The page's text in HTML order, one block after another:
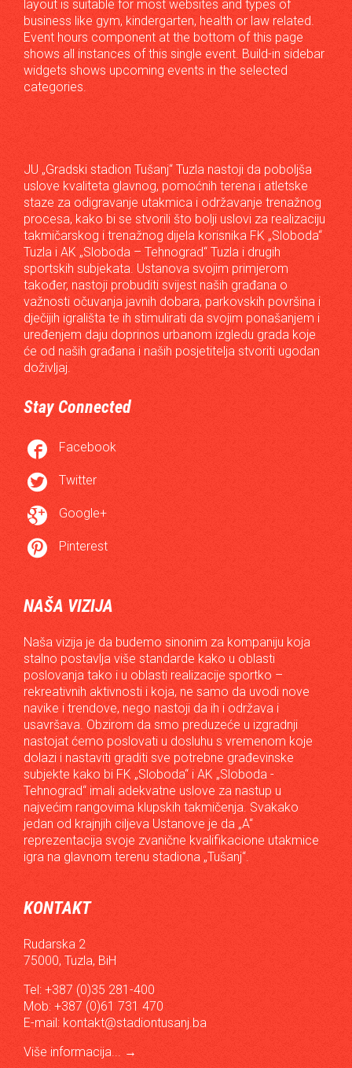
layout is suitable for most websites and types of
business like gym, kindergarten, health or law related.
Event hours component at the bottom of this page
shows all instances of this single event. Build-in sidebar
widgets shows upcoming events in the selected
categories.
JU „Gradski stadion Tušanj“ Tuzla nastoji da poboljša
uslove kvaliteta glavnog, pomoćnih terena i atletske
staze za odigravanje utakmica i održavanje trenažnog
procesa, kako bi se stvorili što bolji uslovi za realizaciju
takmičarskog i trenažnog dijela korisnika FK „Sloboda“
Tuzla i AK „Sloboda – Tehnograd“ Tuzla i drugih
sportskih subjekata. Ustanova svojim primjerom
također, nastoji probuditi svijest naših građana o
važnosti očuvanja javnih dobara, parkovskih površina i
dječijih igrališta te ih stimulirati da svojim ponašanjem i
uređenjem daju doprinos urbanom izgledu grada koje
će od naših građana i naših posjetitelja stvoriti ugodan
doživljaj.
Stay Connected
 Facebook
 Twitter
 Google+
 Pinterest
NAŠA VIZIJA
Naša vizija je da budemo sinonim za kompaniju koja
stalno postavlja više standarde kako u oblasti
poslovanja tako i u oblasti realizacije sportko –
rekreativnih aktivnosti i koja, ne samo da uvodi nove
navike i trendove, nego nastoji da ih i održava i
usavršava. Obzirom da smo preduzeće u izgradnji
nastojat ćemo poslovati u dosluhu s vremenom koje
dolazi i nastaviti graditi sve potrebne građevinske
subjekte kako bi FK „Sloboda“ i AK „Sloboda -
Tehnograd“ imali adekvatne uslove za nastup u
najvećim rangovima klupskih takmičenja. Svakako
jedan od krajnjih ciljeva Ustanove je da „A“
reprezentacija svoje zvanične kvalifikacione utakmice
igra na glavnom terenu stadiona „Tušanj“.
KONTAKT
Rudarska 2
75000, Tuzla, BiH
Tel: +387 (0)35 281-400
Mob: +387 (0)61 731 470
E-mail: kontakt@stadiontusanj.ba
Više informacija... →